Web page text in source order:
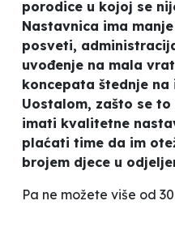
porodice u kojoj se
Nastavnica ima
posveti,
uvođenje na mala
koncepata štednje
Uostalom, zašto se
imati kvalitetne
plaćati time da im
brojem djece u
Pa ne možete više od